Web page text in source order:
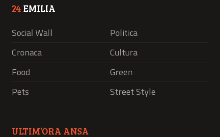
24 EMILIA
Social Wall
Politica
Cronaca
Cultura
Food
Green
Pets
Street Style
ULTIM’ORA ANSA